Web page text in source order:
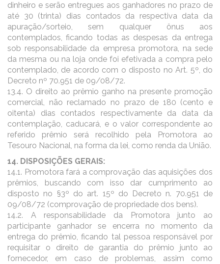
dinheiro e serão entregues aos ganhadores no prazo de
até 30 (trinta) dias contados da respectiva data da
apuração/sorteio, sem qualquer ônus aos
contemplados, ficando todas as despesas da entrega
sob responsabilidade da empresa promotora, na sede
da mesma ou na loja onde foi efetivada a compra pelo
contemplado, de acordo com o disposto no Art. 5º, do
Decreto nº 70.951 de 09/08/72.
13.4. O direito ao prêmio ganho na presente promoção
comercial, não reclamado no prazo de 180 (cento e
oitenta) dias contados respectivamente da data da
contemplação, caducará, e o valor correspondente ao
referido prêmio será recolhido pela Promotora ao
Tesouro Nacional, na forma da lei, como renda da União.
14. DISPOSIÇÕES GERAIS:
14.1. Promotora fará a comprovação das aquisições dos
prêmios, buscando com isso dar cumprimento ao
disposto no §3º do art. 15º do Decreto n. 70.951 de
09/08/72 (comprovação de propriedade dos bens).
14.2. A responsabilidade da Promotora junto ao
participante ganhador se encerra no momento da
entrega do prêmio, ficando tal pessoa responsável por
requisitar o direito de garantia do prêmio junto ao
fornecedor, em caso de problemas, assim como